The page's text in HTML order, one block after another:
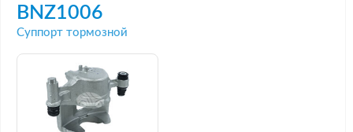
BNZ1006
Суппорт тормозной